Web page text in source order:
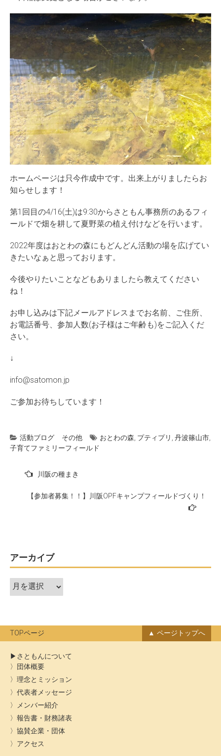
ホームページは只今作成中です。出来上がりましたらお
知らせします！
第1回目の4/16(土)は9:30からさともん事務所のあるフィ
ールドで畑を耕して夏野菜の植え付けなどを行います。
2022年度はおとわの森にもどんどん活動の場を広げてい
きたいなぁと思っております。
今後やりたいことなどもありましたら教えてください
ね！
お申し込みは下記メールアドレスまでお名前、ご住所、
お電話番号、参加人数(お子様はご年齢も)をご記入くだ
さい。
↓
info@satomon.jp
ご参加お待ちしています！
活動ブログ その他 おとわの森 プティプリ 丹波篠山市
子育てファミリーフィールド
シ
ン
川阪の種まき
【参加者募集！！】川阪OPFキャンプフィールドづくり！
アーカイブ
ア
ー
ブ
TOPページ ページトップへ
さともんについて
団体概要
理念とミッション
代表者メッセージ
メンバー紹介
報告書・財務諸表
協賛企業・団体
アクセス